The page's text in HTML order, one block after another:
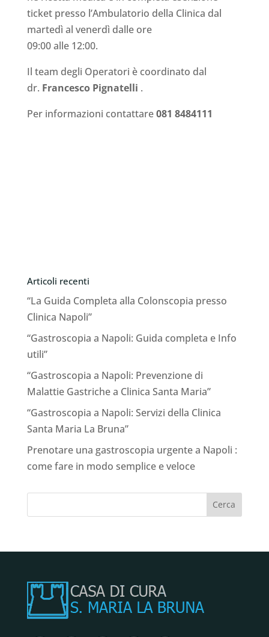
ticket presso l’Ambulatorio della Clinica dal
martedì al venerdì dalle ore
09:00 alle 12:00.
Il team degli Operatori è coordinato dal
dr. Francesco Pignatelli .
Per informazioni contattare081 8484111
Articoli recenti
“La Guida Completa alla Colonscopia presso
Clinica Napoli”
“Gastroscopia a Napoli: Guida completa e Info
utili”
“Gastroscopia a Napoli: Prevenzione di
Malattie Gastriche a Clinica Santa Maria”
“Gastroscopia a Napoli: Servizi della Clinica
Santa Maria La Bruna”
Prenotare una gastroscopia urgente a Napoli :
come fare in modo semplice e veloce